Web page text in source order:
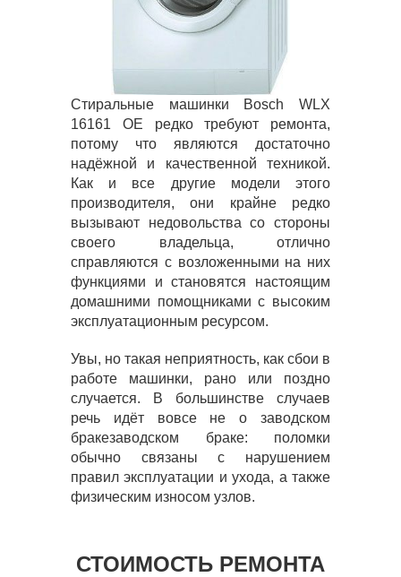
Стиральные машинки Bosch WLX
16161 OE редко требуют ремонта,
потому что являются достаточно
надёжной и качественной техникой.
Как и все другие модели этого
производителя, они крайне редко
вызывают недовольства со стороны
своего владельца, отлично
справляются с возложенными на них
функциями и становятся настоящим
домашними помощниками с высоким
эксплуатационным ресурсом.
Увы, но такая неприятность, как сбои в
работе машинки, рано или поздно
случается. В большинстве случаев
речь идёт вовсе не о заводском
бракезаводском браке: поломки
обычно связаны с нарушением
правил эксплуатации и ухода, а также
физическим износом узлов.
СТОИМОСТЬ РЕМОНТА